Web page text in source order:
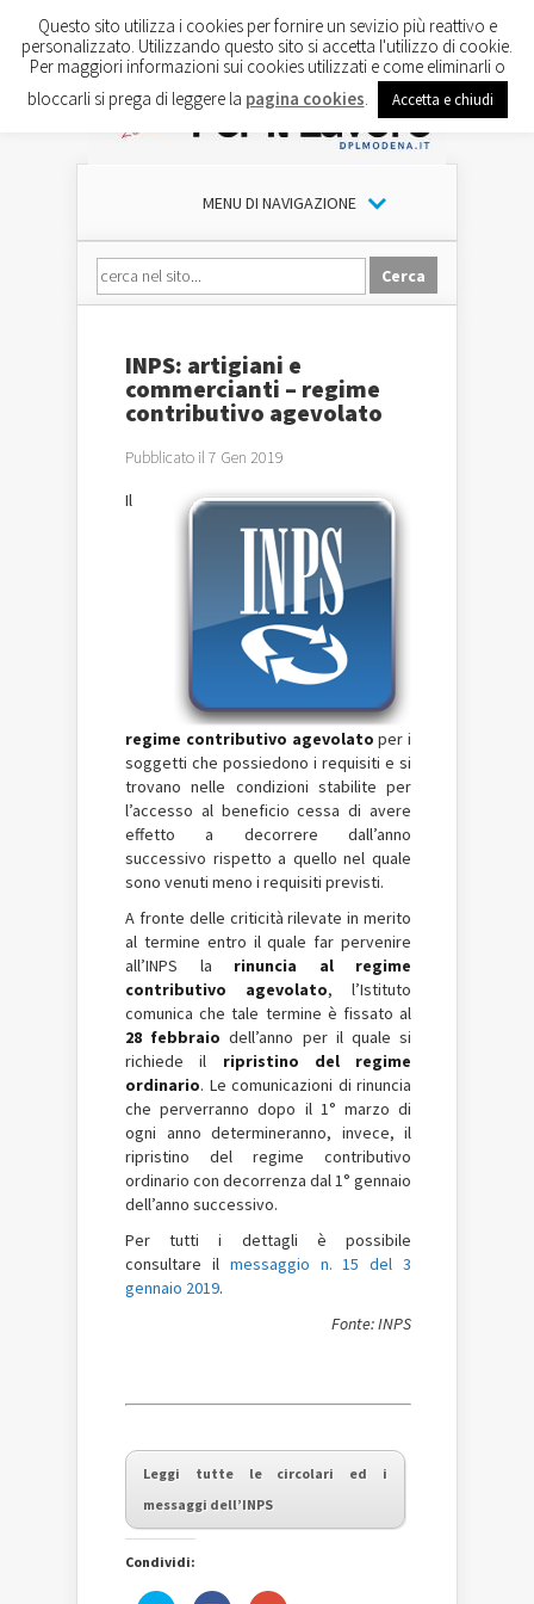
MENU DI NAVIGAZIONE
INPS: artigiani e
commercianti – regime
contributivo agevolato
Pubblicato il 7 Gen 2019
Il
regime contributivo agevolato per i
soggetti che possiedono i requisiti e si
trovano nelle condizioni stabilite per
l’accesso al beneficio cessa di avere
effetto a decorrere dall’anno
successivo rispetto a quello nel quale
sono venuti meno i requisiti previsti.
A fronte delle criticità rilevate in merito
al termine entro il quale far pervenire
all’INPS la rinuncia al regime
contributivo agevolato, l’Istituto
comunica che tale termine è fissato al
28 febbraio dell’anno per il quale si
richiede il ripristino del regime
ordinario. Le comunicazioni di rinuncia
che perverranno dopo il 1° marzo di
ogni anno determineranno, invece, il
ripristino del regime contributivo
ordinario con decorrenza dal 1° gennaio
dell’anno successivo.
Per tutti i dettagli è possibile
consultare il messaggio n. 15 del 3
gennaio 2019.
Fonte: INPS
Leggi tutte le circolari ed i
messaggi dell’INPS
Condividi:
Questo sito utilizza i cookies per fornire un sevizio più reattivo e
personalizzato. Utilizzando questo sito si accetta l'utilizzo di cookie.
Per maggiori informazioni sui cookies utilizzati e come eliminarli o
bloccarli si prega di leggere la pagina cookies Accetta e chiudi